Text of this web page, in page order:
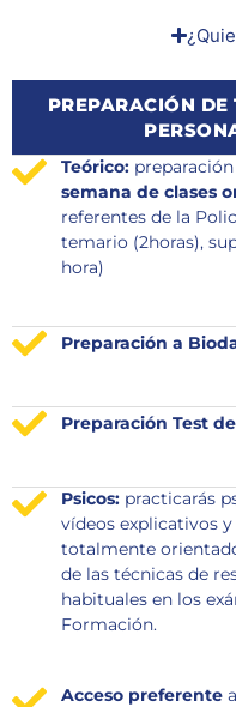
PREPARACIÓN
Teórico:
semana de clases
referentes de la
temario (2horas),
hora)
Preparación a
Preparación Test
Psicos: practicarás
vídeos explicativos
totalmente
de las técnicas de
habituales en los
Formación.
Acceso preferente